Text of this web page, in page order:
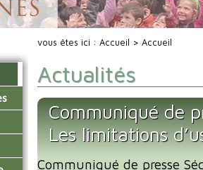
vous êtes ici : Accueil > Accueil
Actualités
Communiqué de
Les limitations
Communiqué de presse